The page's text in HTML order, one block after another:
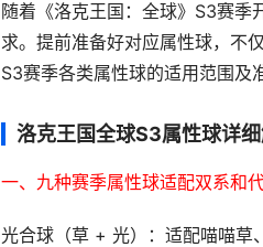
随着《洛克王国：全球》S3赛季
求。提前准备好对应属性球，不
S3赛季各类属性球的适用范围及
洛克王国全球S3属性球详
一、九种赛季属性球适配双系和
光合球（草 + 光）：适配喵喵草